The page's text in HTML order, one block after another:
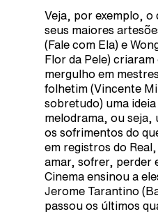
Veja, por exemplo, o
seus maiores
(Fale com Ela) e
Flor da Pele)
mergulho em
folhetim (Vincente
sobretudo) uma ideia
melodrama, ou seja,
os sofrimentos do
em registros do
amar, sofrer, perder
Cinema ensinou a
Jerome Tarantino
passou os últimos